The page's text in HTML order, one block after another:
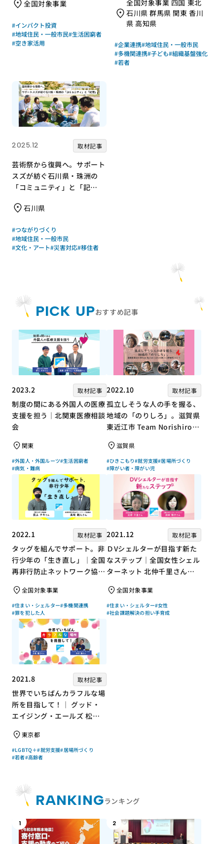
PICK UPおすすめ記事
2023.2 取材記事
制度の間にある外国人の医療
支援を担う｜北関東医療相談
会
関東
#外国人・外国ルーツ#生活困窮者
#病気・難病
2022.10 取材記事
孤立しそうな人の手を握る、
地域の「のりしろ」。滋賀県
東近江市 Team Norishiroの
滋賀県
#ひきこもり#就労支援#居場所づくり
#障がい者・障がい児
2022.1 取材記事
タッグを組んでサポート。非
行少年の「生き直し」｜全国
再非行防止ネットワーク協議
上チキさん【聞き手】
全国対象事業
#住まい・シェルター#多機関連携
#罪を犯した人
2021.12 取材記事
ＤVシェルターが目指す新た
なステップ｜全国女性シェル
ターネット 北仲千里さん×
ん【聞き手】
全国対象事業
#住まい・シェルター#女性
#社会課題解決の担い手育成
2021.8 取材記事
世界でいちばんカラフルな場
所を目指して！｜ グッド・
エイジング・エールズ 松中
慶子さん【聞き手】
東京都
#LGBTQ＋#就労支援#居場所づくり
#若者#高齢者
RANKINGランキング
1 2
全国対象事業
#インパクト投資
#地域住民・一般市民#生活困窮者
#空き家活用
［21年度通常枠］
全国対象事業 四国 東北
石川県 群馬県 関東 香川
県 高知県
#企業連携#地域住民・一般市民
#多機関連携#子ども#組織基盤強化
#若者
2025.12 取材記事
芸術祭から復興へ。サポート
スズが紡ぐ石川県・珠洲の
「コミュニティ」と「記
石川県
#つながりづくり
#地域住民・一般市民
#文化・アート#災害対応#移住者